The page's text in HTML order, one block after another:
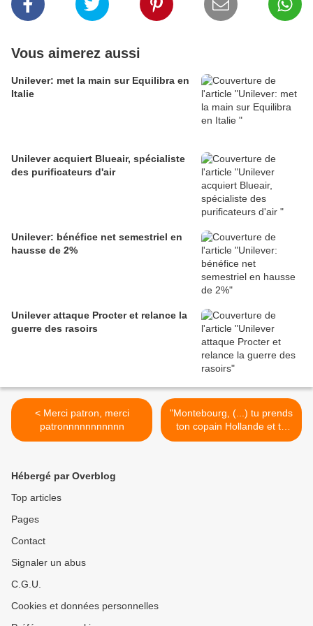
Vous aimerez aussi
Unilever: met la main sur Equilibra en
Italie
Unilever acquiert Blueair, spécialiste
des purificateurs d'air
Unilever: bénéfice net semestriel en
hausse de 2%
Unilever attaque Procter et relance la
guerre des rasoirs
< Merci patron, merci
patronnnnnnnnnnn
"Montebourg, (...) tu prends
ton copain Hollande et tu
fais ton boulot" >
Hébergé par Overblog
Top articles
Pages
Contact
Signaler un abus
C.G.U.
Cookies et données personnelles